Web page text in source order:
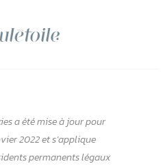
a été mise à jour pour
2022 et s’applique
permanents légaux